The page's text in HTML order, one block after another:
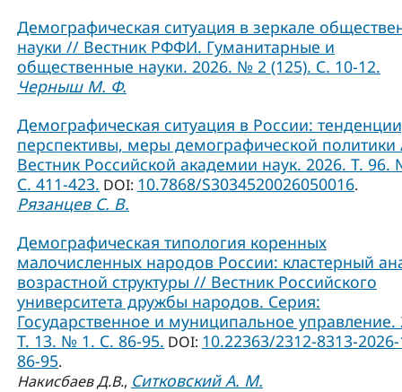
Демографическая ситуация в зеркале
науки // Вестник РФФИ. Гуманитарные и
общественные науки. 2026. № 2 (125). С. 10-12.
Черныш М. Ф.
Демографическая ситуация в России:
перспективы, меры демографической
Вестник Российской академии наук. 2026. Т. 96.
С. 411-423. DOI: 10.7868/S3034520026050016.
Рязанцев С. В.
Демографическая типология коренных
малочисленных народов России: кластерный
возрастной структуры // Вестник Российского
университета дружбы народов. Серия:
Государственное и муниципальное управление.
Т. 13. № 1. C. 86-95. DOI: 10.22363/2312-8313-
86-95.
Накисбаев Д.В., Ситковский А. М.